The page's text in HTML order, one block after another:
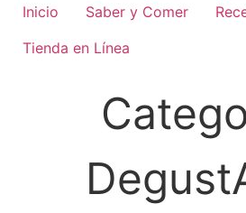
Inicio Saber y Comer
Tienda en Línea